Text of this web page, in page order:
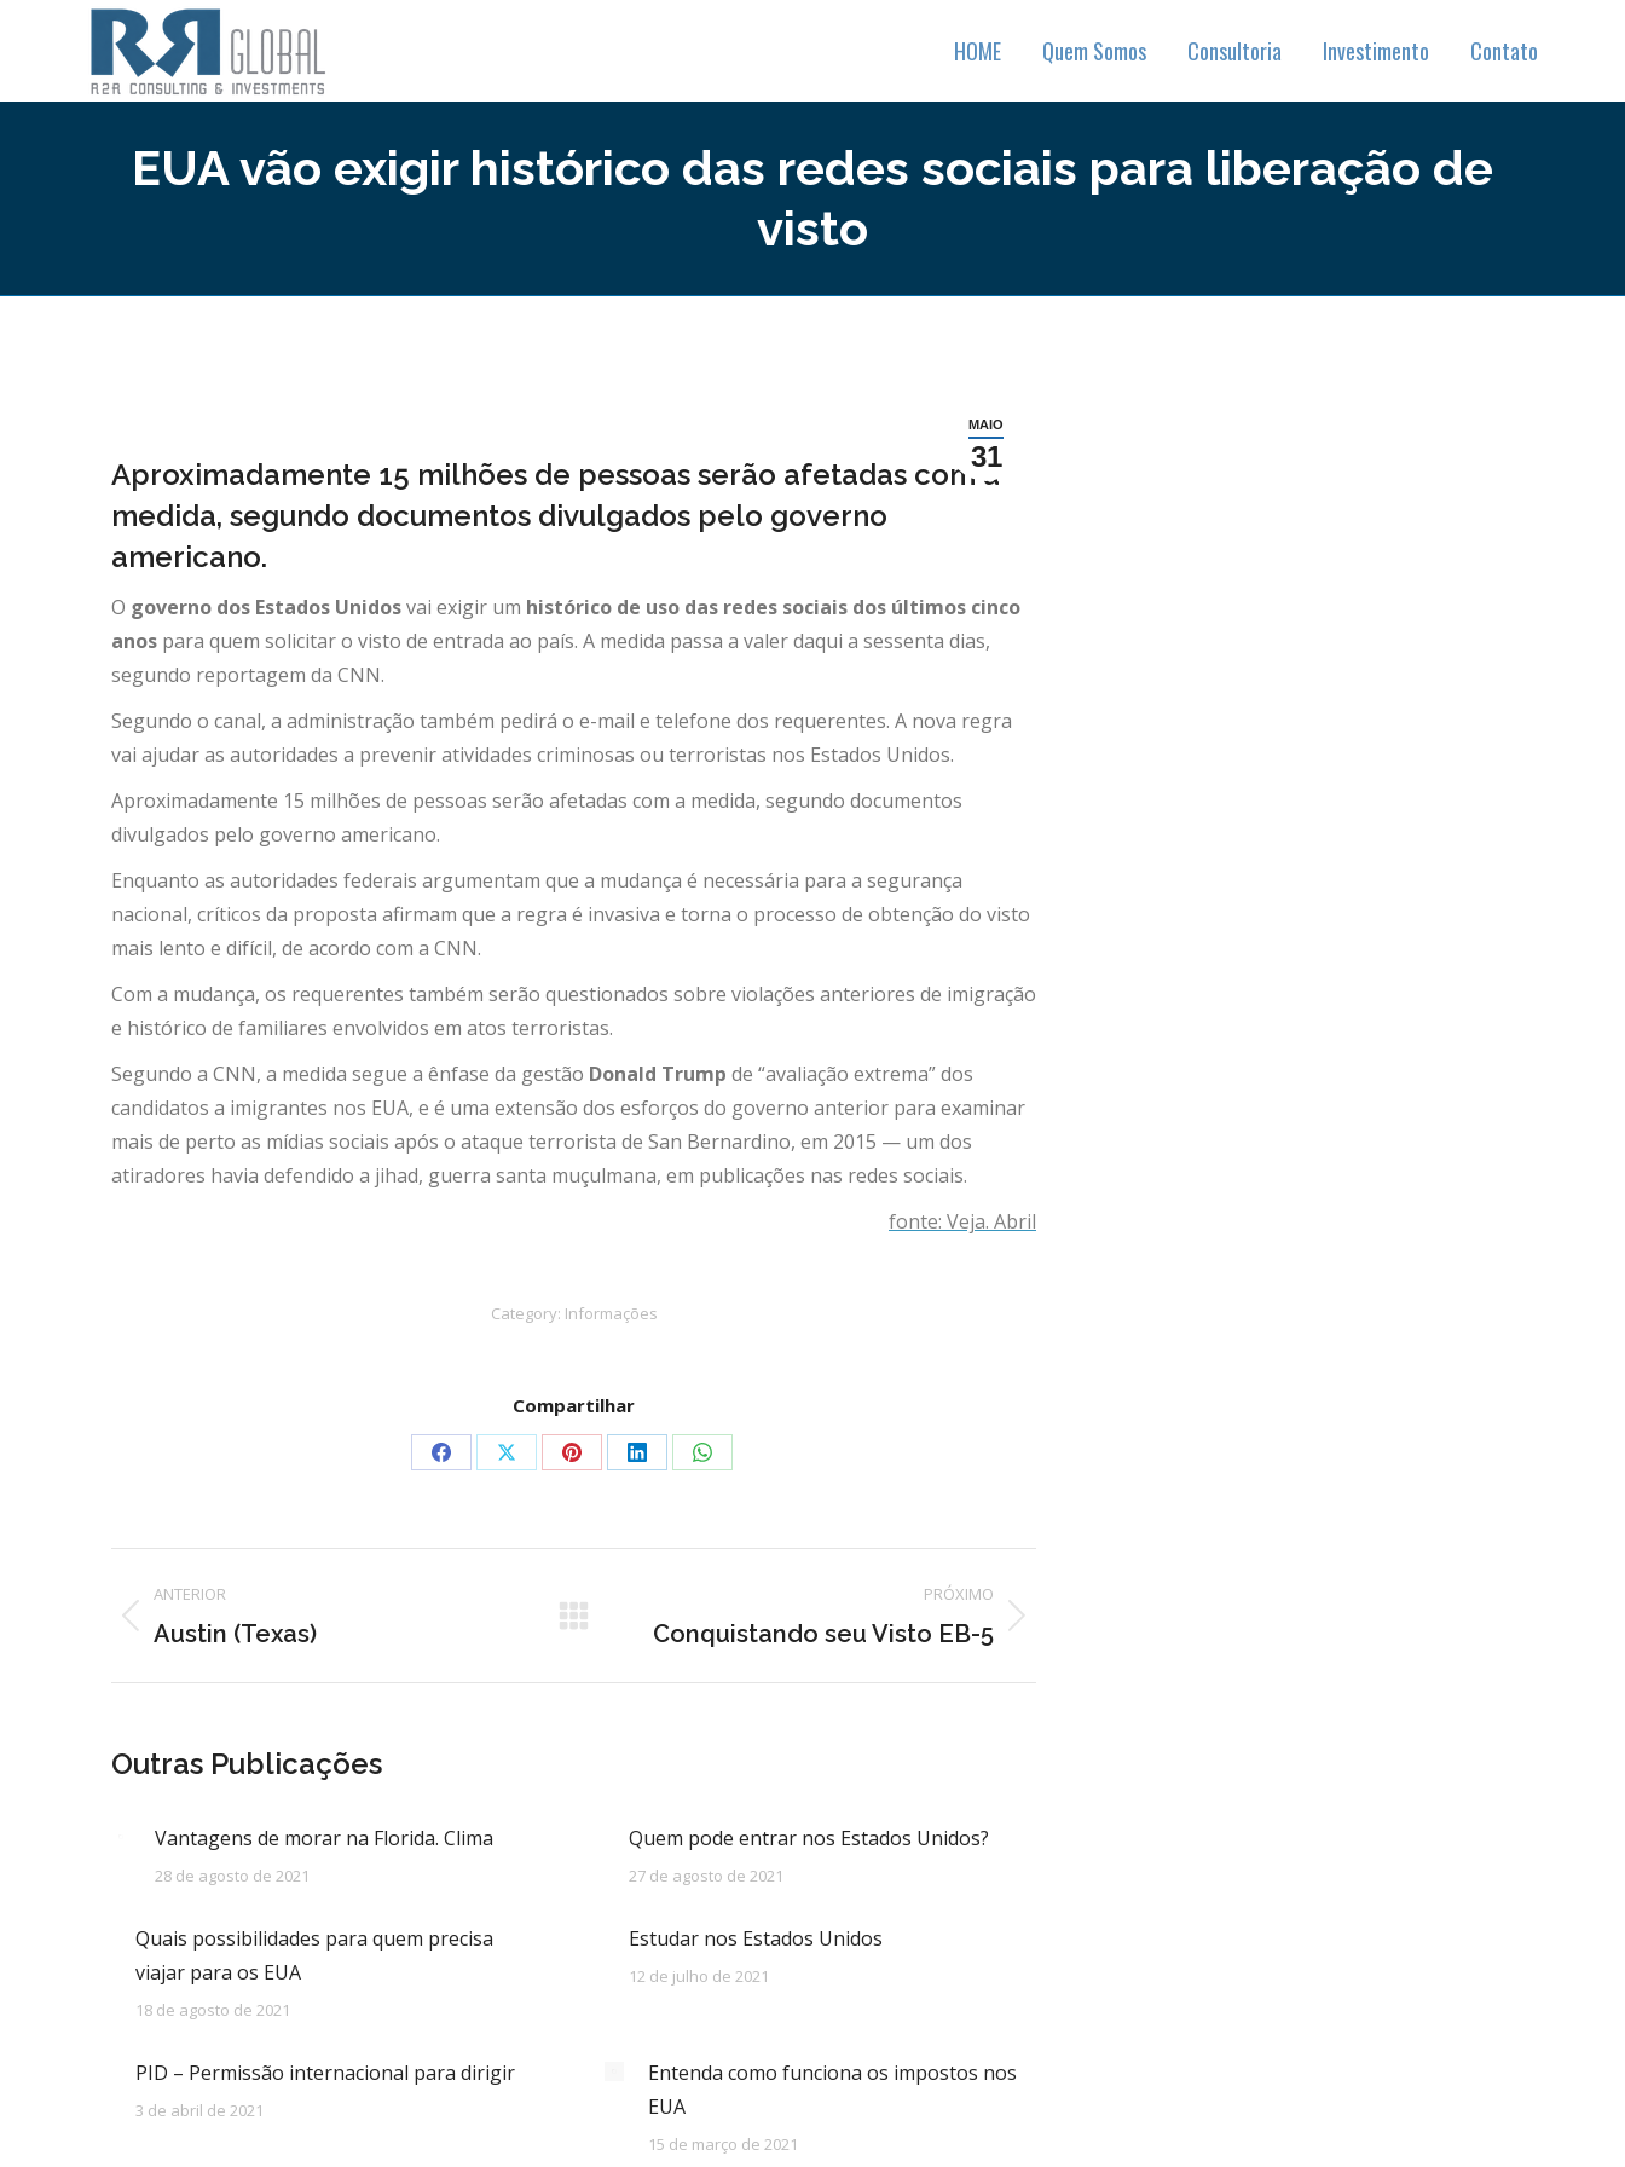
HOME Quem Somos Consultoria Investimento Contato
EUA vão exigir histórico das redes sociais para liberação de
visto
MAIO
31
Aproximadamente 15 milhões de pessoas serão afetadas com a
medida, segundo documentos divulgados pelo governo
americano.
O governo dos Estados Unidosvai exigir um histórico de uso das redes sociais dos últimos cinco
anos para quem solicitar o visto de entrada ao país. A medida passa a valer daqui a sessenta dias,
segundo reportagem da CNN.
Segundo o canal, a administração também pedirá o e-mail e telefone dos requerentes. A nova regra
vai ajudar as autoridades a prevenir atividades criminosas ou terroristas nos Estados Unidos.
Aproximadamente 15 milhões de pessoas serão afetadas com a medida, segundo documentos
divulgados pelo governo americano.
Enquanto as autoridades federais argumentam que a mudança é necessária para a segurança
nacional, críticos da proposta afirmam que a regra é invasiva e torna o processo de obtenção do visto
mais lento e difícil, de acordo com a CNN.
Com a mudança, os requerentes também serão questionados sobre violações anteriores de imigração
e histórico de familiares envolvidos em atos terroristas.
Segundo a CNN, a medida segue a ênfase da gestão Donald Trump de “avaliação extrema” dos
candidatos a imigrantes nos EUA, e é uma extensão dos esforços do governo anterior para examinar
mais de perto as mídias sociais após o ataque terrorista de San Bernardino, em 2015 — um dos
atiradores havia defendido a jihad, guerra santa muçulmana, em publicações nas redes sociais.
fonte: Veja. Abril
Category: Informações
Compartilhar
Compartilhar
Facebook
Compartilhar
X
Compartilhar
Pinterest
Compartilhar
LinkedIn
Compartilhar
WhatsApp
Navegação
de
post:
ANTERIOR
Post
Austin (Texas)
PRÓXIMO
Próximo
Conquistando seu Visto EB-5
Outras Publicações
Vantagens de morar na Florida. Clima
28 de agosto de 2021
Quem pode entrar nos Estados Unidos?
27 de agosto de 2021
Quais possibilidades para quem precisa
viajar para os EUA
18 de agosto de 2021
Estudar nos Estados Unidos
12 de julho de 2021
PID – Permissão internacional para dirigir
3 de abril de 2021
Entenda como funciona os impostos nos
EUA
15 de março de 2021